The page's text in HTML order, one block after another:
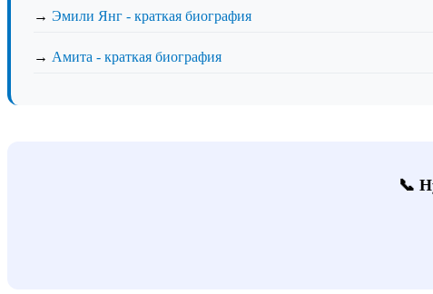
→ Эмили Янг - краткая биография
→ Амита - краткая биография
📞